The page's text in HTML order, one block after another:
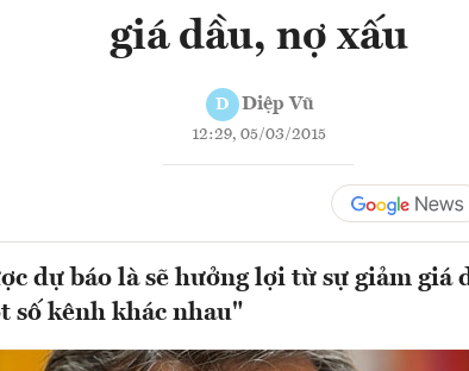
giá dầu, nợ xấu
D Diệp Vũ
12:29, 05/03/2015
dự báo là sẽ hưởng lợi từ sự giảm giá
số kênh khác nhau"